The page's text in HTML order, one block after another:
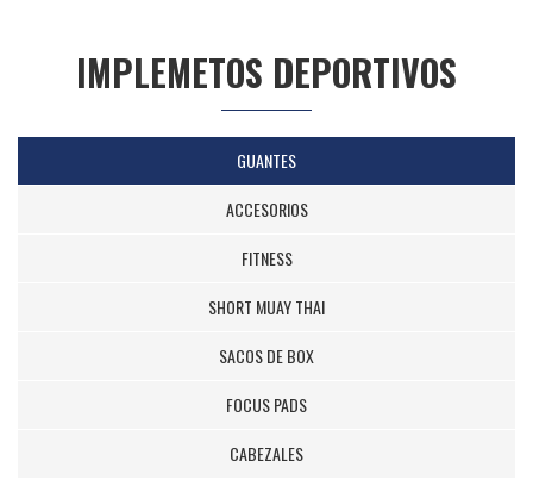
IMPLEMETOS DEPORTIVOS
GUANTES
ACCESORIOS
FITNESS
SHORT MUAY THAI
SACOS DE BOX
FOCUS PADS
CABEZALES